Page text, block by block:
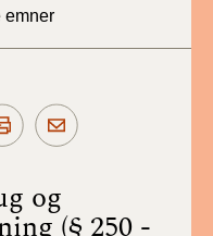
emner
og
(§ 250 -